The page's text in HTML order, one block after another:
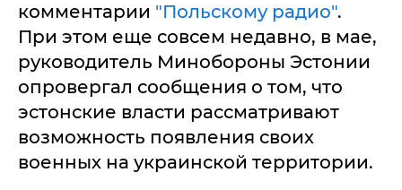
комментарии "Польскому радио".
При этом еще совсем недавно, в мае,
руководитель Минобороны Эстонии
опровергал сообщения о том, что
эстонские власти рассматривают
возможность появления своих
военных на украинской территории.